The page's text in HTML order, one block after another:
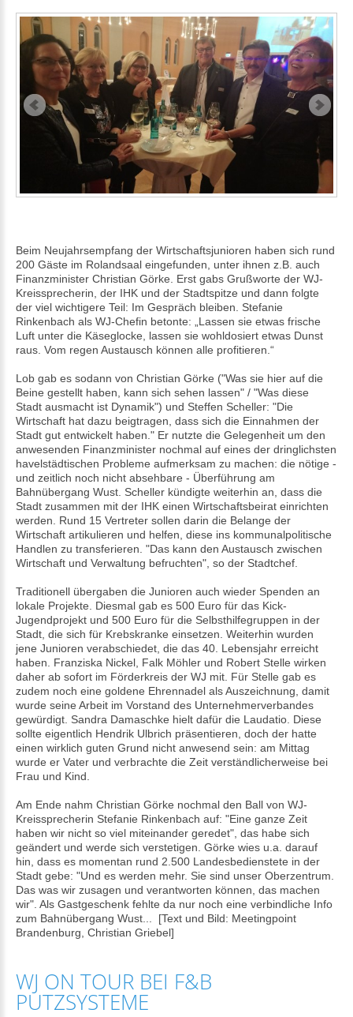
Beim Neujahrsempfang der Wirtschaftsjunioren haben sich rund
200 Gäste im Rolandsaal eingefunden, unter ihnen z.B. auch
Finanzminister Christian Görke. Erst gabs Grußworte der WJ-
Kreissprecherin, der IHK und der Stadtspitze und dann folgte
der viel wichtigere Teil: Im Gespräch bleiben. Stefanie
Rinkenbach als WJ-Chefin betonte: „Lassen sie etwas frische
Luft unter die Käseglocke, lassen sie wohldosiert etwas Dunst
raus. Vom regen Austausch können alle profitieren.“
Lob gab es sodann von Christian Görke ("Was sie hier auf die
Beine gestellt haben, kann sich sehen lassen" / "Was diese
Stadt ausmacht ist Dynamik") und Steffen Scheller: "Die
Wirtschaft hat dazu beigtragen, dass sich die Einnahmen der
Stadt gut entwickelt haben." Er nutzte die Gelegenheit um den
anwesenden Finanzminister nochmal auf eines der dringlichsten
havelstädtischen Probleme aufmerksam zu machen: die nötige -
und zeitlich noch nicht absehbare - Überführung am
Bahnübergang Wust. Scheller kündigte weiterhin an, dass die
Stadt zusammen mit der IHK einen Wirtschaftsbeirat einrichten
werden. Rund 15 Vertreter sollen darin die Belange der
Wirtschaft artikulieren und helfen, diese ins kommunalpolitische
Handlen zu transferieren. "Das kann den Austausch zwischen
Wirtschaft und Verwaltung befruchten", so der Stadtchef.
Traditionell übergaben die Junioren auch wieder Spenden an
lokale Projekte. Diesmal gab es 500 Euro für das Kick-
Jugendprojekt und 500 Euro für die Selbsthilfegruppen in der
Stadt, die sich für Krebskranke einsetzen. Weiterhin wurden
jene Junioren verabschiedet, die das 40. Lebensjahr erreicht
haben. Franziska Nickel, Falk Möhler und Robert Stelle wirken
daher ab sofort im Förderkreis der WJ mit. Für Stelle gab es
zudem noch eine goldene Ehrennadel als Auszeichnung, damit
wurde seine Arbeit im Vorstand des Unternehmerverbandes
gewürdigt. Sandra Damaschke hielt dafür die Laudatio. Diese
sollte eigentlich Hendrik Ulbrich präsentieren, doch der hatte
einen wirklich guten Grund nicht anwesend sein: am Mittag
wurde er Vater und verbrachte die Zeit verständlicherweise bei
Frau und Kind.
Am Ende nahm Christian Görke nochmal den Ball von WJ-
Kreissprecherin Stefanie Rinkenbach auf: "Eine ganze Zeit
haben wir nicht so viel miteinander geredet", das habe sich
geändert und werde sich verstetigen. Görke wies u.a. darauf
hin, dass es momentan rund 2.500 Landesbedienstete in der
Stadt gebe: "Und es werden mehr. Sie sind unser Oberzentrum.
Das was wir zusagen und verantworten können, das machen
wir". Als Gastgeschenk fehlte da nur noch eine verbindliche Info
zum Bahnübergang Wust... [Text und Bild: Meetingpoint
Brandenburg, Christian Griebel]
WJ ON TOUR BEI F&B
PUTZSYSTEME